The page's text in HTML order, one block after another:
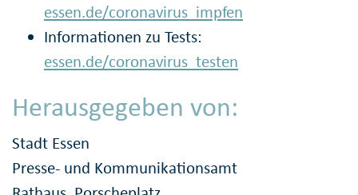
essen.de/coronavirus_impfen
Informationen zu Tests:
essen.de/coronavirus_testen
Herausgegeben von:
Stadt Essen
Presse- und Kommunikationsamt